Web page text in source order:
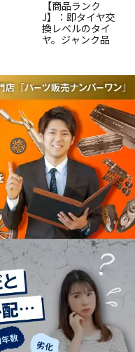
【商品ランク
J】：即タイヤ交
換レベルのタイ
ヤ。ジャンク品